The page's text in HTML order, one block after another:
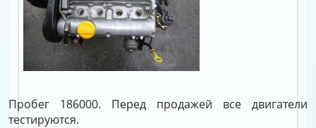
Пробег 186000. Перед продажей все двигатели
тестируются.